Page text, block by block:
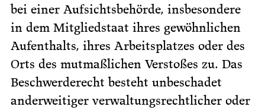
bei einer Aufsichtsbehörde, insbesondere
in dem Mitgliedstaat ihres gewöhnlichen
Aufenthalts, ihres Arbeitsplatzes oder des
Orts des mutmaßlichen Verstoßes zu. Das
Beschwerderecht besteht unbeschadet
anderweitiger verwaltungsrechtlicher oder